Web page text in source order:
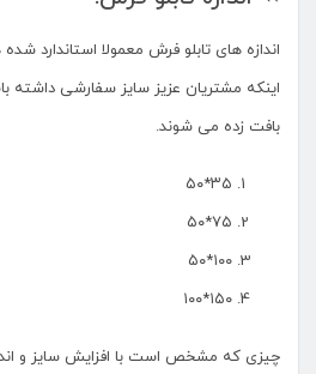
اندازه های تابلو فرش معمولا استاندارد
اینکه مشتریان عزیز سایز سفارشی داشته
بافت زده می شوند.
۳۵*۵۰
۷۵*۵۰
۱۰۰*۵۰
۱۵۰*۱۰۰
چیزی که مشخص است با افزایش سایز و